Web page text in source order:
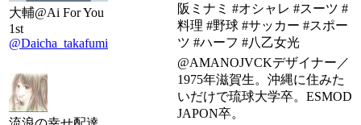
大輔@Ai For You
1st
@Daicha_takafumi
阪ミナミ #オシャレ #スーツ #
料理 #野球 #サッカー #スポー
ツ #ハーフ #八乙女光
@AMANOJVCKデザイナー／
1975年滋賀生。沖縄に住みた
いだけで琉球大学卒。ESMOD
JAPON卒。